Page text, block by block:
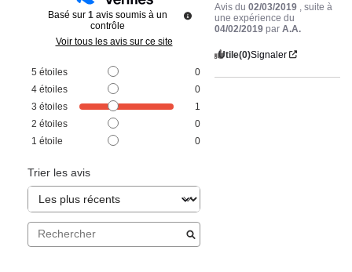
Basé sur 1 avis soumis à un
contrôle
Voir tous les avis sur ce site
5 étoiles
0
4 étoiles
0
3 étoiles
1
2 étoiles
0
1 étoile 0
Trier les avis
Avis du02/03/2019
, suite à
une expérience du
04/02/2019 parA.A.
Utile(0)Signaler